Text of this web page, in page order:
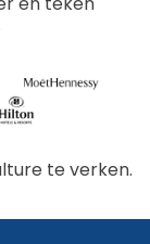
te verken.